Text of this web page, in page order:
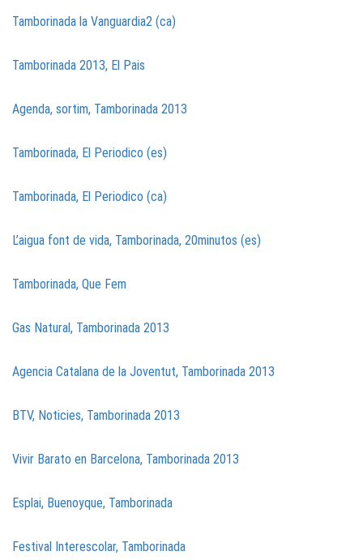
Tamborinada la Vanguardia2 (ca)
Tamborinada 2013, El Pais
Agenda, sortim, Tamborinada 2013
Tamborinada, El Periodico (es)
Tamborinada, El Periodico (ca)
L’aigua font de vida, Tamborinada, 20minutos (es)
Tamborinada, Que Fem
Gas Natural, Tamborinada 2013
Agencia Catalana de la Joventut, Tamborinada 2013
BTV, Noticies, Tamborinada 2013
Vivir Barato en Barcelona, Tamborinada 2013
Esplai, Buenoyque, Tamborinada
Festival Interescolar, Tamborinada